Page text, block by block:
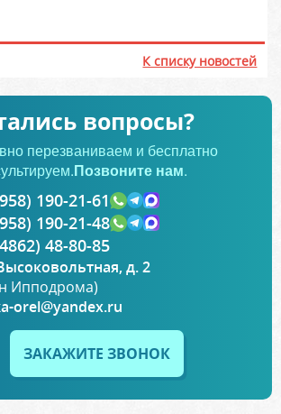
К списку новостей
вопросы?
перезваниваем и бесплатно
Позвоните нам.
190-21-61
190-21-48
48-80-85
д. 2
Ипподрома)
orel@yandex.ru
ЗАКАЖИТЕ ЗВОНОК